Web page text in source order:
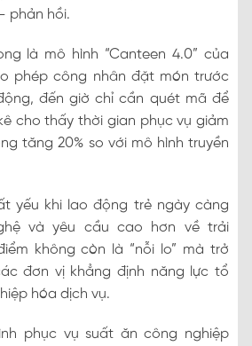
phản hồi.
là mô hình “Canteen 4.0” của
phép công nhân đặt món trước
đến giờ chỉ cần quét mã để
cho thấy thời gian phục vụ giảm
tăng 20% so với mô hình truyền
yếu khi lao động trẻ ngày càng
và yêu cầu cao hơn về trải
không còn là “nỗi lo” mà trở
đơn vị khẳng định năng lực tổ
hóa dịch vụ.
phục vụ suất ăn công nghiệp